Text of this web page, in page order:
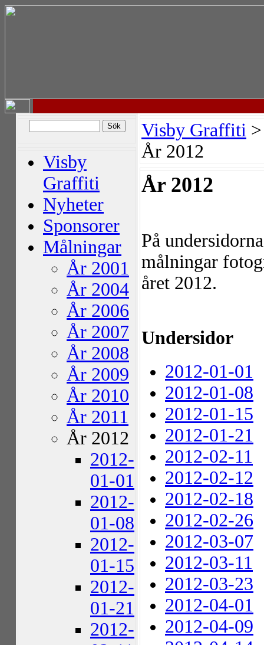
Visby
Graffiti
Nyheter
Sponsorer
Målningar
År 2001
År 2004
År 2006
År 2007
År 2008
År 2009
År 2010
År 2011
År 2012
2012-
01-01
2012-
01-08
2012-
01-15
2012-
01-21
2012-
Visby Graffiti
År 2012
År 2012
På
målningar
året 2012.
Undersidor
2012-01-01
2012-01-08
2012-01-15
2012-01-21
2012-02-11
2012-02-12
2012-02-18
2012-02-26
2012-03-07
2012-03-11
2012-03-23
2012-04-01
2012-04-09